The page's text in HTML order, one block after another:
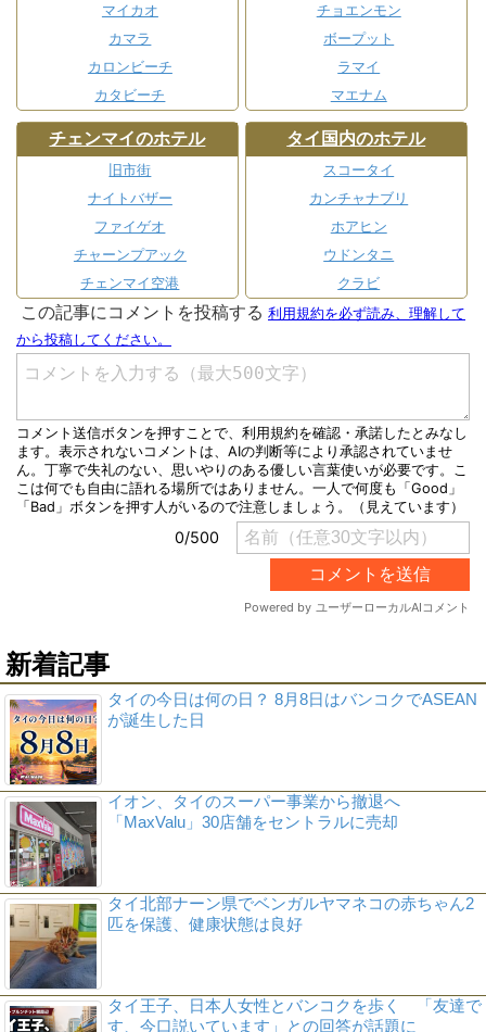
マイカオ
カマラ
カロンビーチ
カタビーチ
チョエンモン
ボープット
ラマイ
マエナム
チェンマイのホテル
旧市街
ナイトバザー
ファイゲオ
チャーンプアック
チェンマイ空港
タイ国内のホテル
スコータイ
カンチャナブリ
ホアヒン
ウドンタニ
クラビ
新着記事
タイの今日は何の日？ 8月8日はバンコクでASEAN
が誕生した日
イオン、タイのスーパー事業から撤退へ
「MaxValu」30店舗をセントラルに売却
タイ北部ナーン県でベンガルヤマネコの赤ちゃん2
匹を保護、健康状態は良好
タイ王子、日本人女性とバンコクを歩く 「友達で
す、今口説いています」との回答が話題に